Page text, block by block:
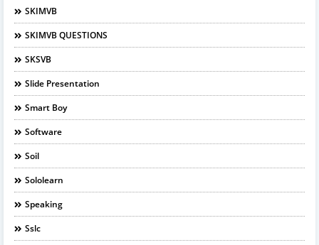
SKIMVB
SKIMVB QUESTIONS
SKSVB
Slide Presentation
Smart Boy
Software
Soil
Sololearn
Speaking
Sslc